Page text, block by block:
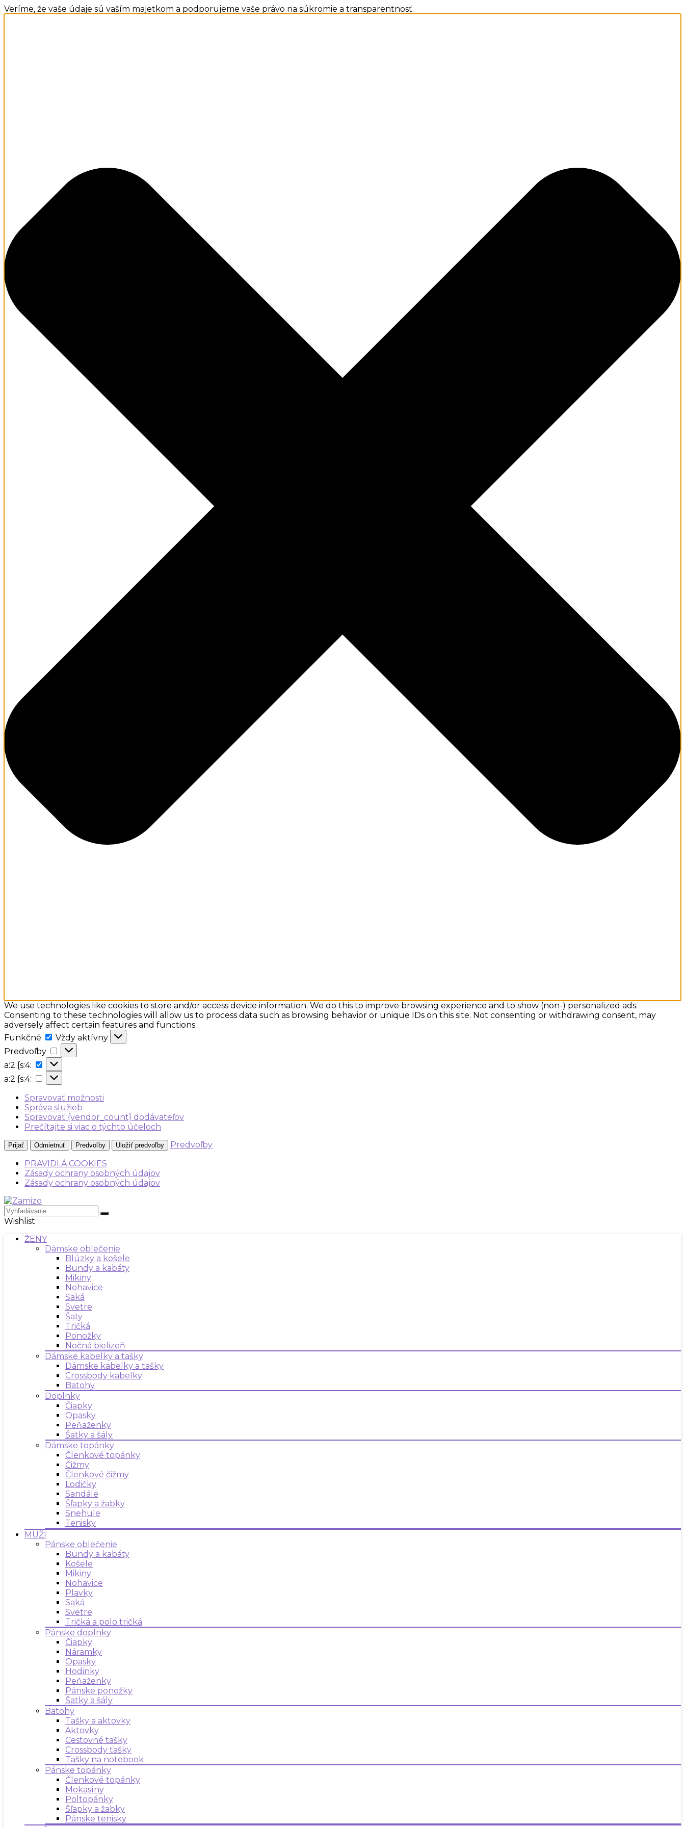
Veríme, že vaše údaje sú vaším majetkom a podporujeme vaše právo na súkromie a transparentnosť.
We use technologies like cookies to store and/or access device information. We do this to improve browsing experience and to show (non-) personalized ads.
Consenting to these technologies will allow us to process data such as browsing behavior or unique IDs on this site. Not consenting or withdrawing consent, may
adversely affect certain features and functions.
Funkčné
Funkčné
Vždy aktívny
Predvoľby
Predvoľby
a:2:{s:4:
a:2:
{s:4:
a:2:{s:4:
a:2:
{s:4:
Spravovať možnosti
Správa služieb
Spravovať {vendor_count} dodávateľov
Prečítajte si viac o týchto účeloch
Prijať Odmietnuť Predvoľby Uložiť predvoľby
Predvoľby
PRAVIDLÁ COOKIES
Zásady ochrany osobných údajov
Zásady ochrany osobných údajov
Wishlist
ŽENY
Dámske oblečenie
Blúzky a košele
Bundy a kabáty
Mikiny
Nohavice
Saká
Svetre
Šaty
Tričká
Ponožky
Nočná bielizeň
Dámske kabelky a tašky
Dámske kabelky a tašky
Crossbody kabelky
Batohy
Doplnky
Čiapky
Opasky
Peňaženky
Šatky a šály
Dámske topánky
Členkové topánky
Čižmy
Členkové čižmy
Lodičky
Sandále
Šľapky a žabky
Snehule
Tenisky
MUŽI
Pánske oblečenie
Bundy a kabáty
Košele
Mikiny
Nohavice
Plavky
Saká
Svetre
Tričká a polo tričká
Pánske doplnky
Čiapky
Náramky
Opasky
Hodinky
Peňaženky
Pánske ponožky
Šatky a šály
Batohy
Tašky a aktovky
Aktovky
Cestovné tašky
Crossbody tašky
Tašky na notebook
Pánske topánky
Členkové topánky
Mokasíny
Poltopánky
Šľapky a žabky
Pánske tenisky